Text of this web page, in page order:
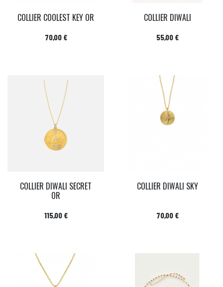
COLLIER COOLEST KEY OR
Prix
70,00 €
COLLIER DIWALI
Prix
55,00 €
COLLIER DIWALI SECRET
OR
Prix
115,00 €
COLLIER DIWALI SKY
Prix
70,00 €